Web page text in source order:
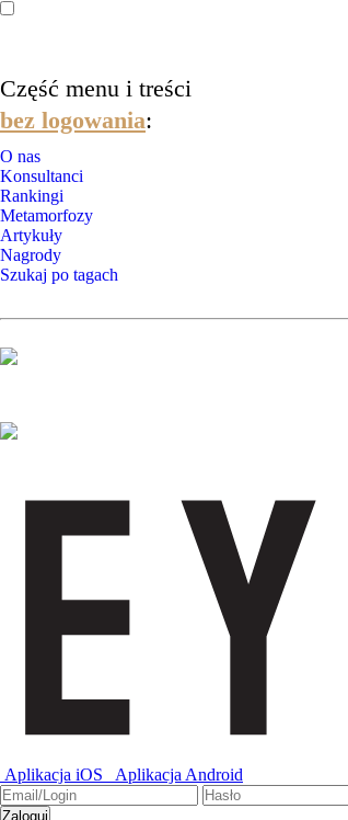
Część menu i treści
bez logowania:
O nas
Konsultanci
Rankingi
Metamorfozy
Artykuły
Nagrody
Szukaj po tagach
Aplikacja iOS Aplikacja Android